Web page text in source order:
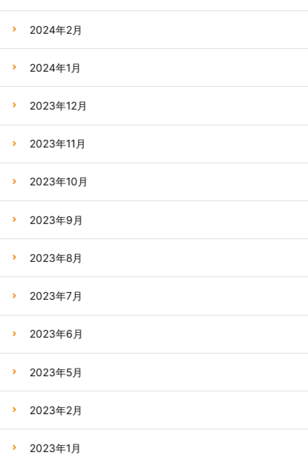
2024年2月
2024年1月
2023年12月
2023年11月
2023年10月
2023年9月
2023年8月
2023年7月
2023年6月
2023年5月
2023年2月
2023年1月